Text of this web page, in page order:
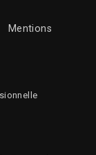
Mentions